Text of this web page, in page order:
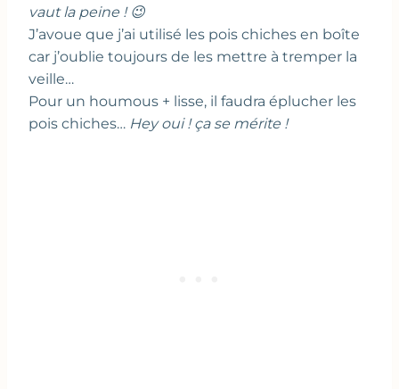
vaut la peine ! 😉
J’avoue que j’ai utilisé les pois chiches en boîte
car j’oublie toujours de les mettre à tremper la
veille…
Pour un houmous + lisse, il faudra éplucher les
pois chiches… Hey oui ! ça se mérite !